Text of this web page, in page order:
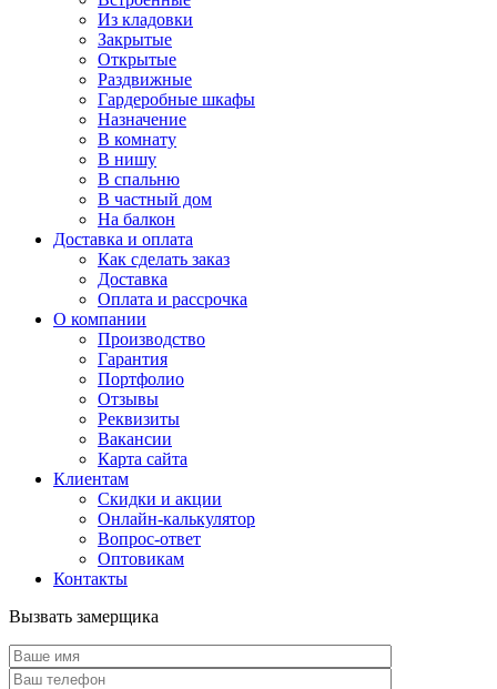
Из кладовки
Закрытые
Открытые
Раздвижные
Гардеробные шкафы
Назначение
В комнату
В нишу
В спальню
В частный дом
На балкон
Доставка и оплата
Как сделать заказ
Доставка
Оплата и рассрочка
О компании
Производство
Гарантия
Портфолио
Отзывы
Реквизиты
Вакансии
Карта сайта
Клиентам
Скидки и акции
Онлайн-калькулятор
Вопрос-ответ
Оптовикам
Контакты
Вызвать замерщика